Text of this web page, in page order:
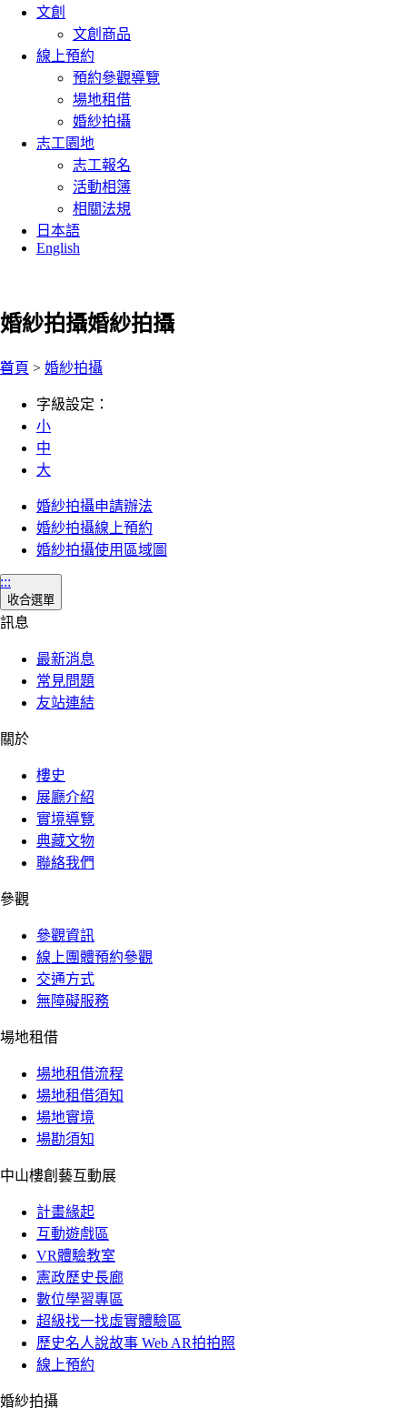
文創
文創商品
線上預約
預約參觀導覽
場地租借
婚紗拍攝
志工園地
志工報名
活動相簿
相關法規
日本語
English
婚紗拍攝婚紗拍攝
:::
首頁 > 婚紗拍攝
字級設定：
小
中
大
婚紗拍攝申請辦法
婚紗拍攝線上預約
婚紗拍攝使用區域圖
:::
收合選單
訊息
最新消息
常見問題
友站連結
關於
樓史
展廳介紹
實境導覽
典藏文物
聯絡我們
參觀
參觀資訊
線上團體預約參觀
交通方式
無障礙服務
場地租借
場地租借流程
場地租借須知
場地實境
場勘須知
中山樓創藝互動展
計畫緣起
互動遊戲區
VR體驗教室
憲政歷史長廊
數位學習專區
超級找一找虛實體驗區
歷史名人說故事 Web AR拍拍照
線上預約
婚紗拍攝